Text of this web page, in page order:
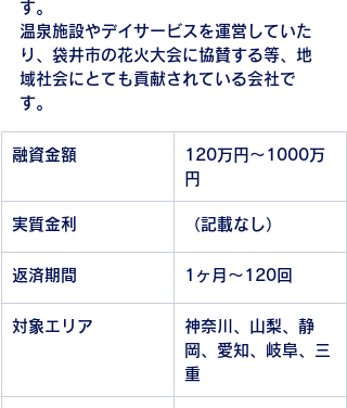
す。
温泉施設やデイサービスを運営していた
り、袋井市の花火大会に協賛する等、地
域社会にとても貢献されている会社で
す。
融資金額
120万円〜1000万
円
実質金利 （記載なし）
返済期間 1ヶ月〜120回
対象エリア
神奈川、山梨、静
岡、愛知、岐阜、三
重